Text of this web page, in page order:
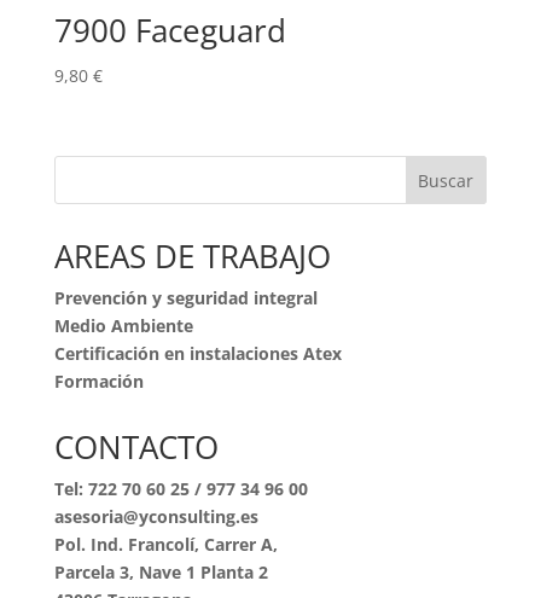
7900 Faceguard
9,80 €
Buscar
AREAS DE TRABAJO
Prevención y seguridad integral
Medio Ambiente
Certificación en instalaciones Atex
Formación
CONTACTO
Tel: 722 70 60 25/ 977 34 96 00
asesoria@yconsulting.es
Pol. Ind. Francolí, Carrer A,
Parcela 3, Nave 1 Planta 2